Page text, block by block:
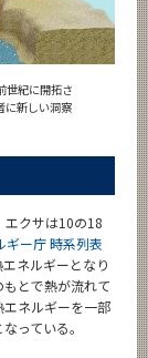
世紀に開拓さ
に新しい洞察
エクサは10の18
ギー庁 時系列表
ネルギーとなり
とで熱が流れて
ネルギーを一部
っている。